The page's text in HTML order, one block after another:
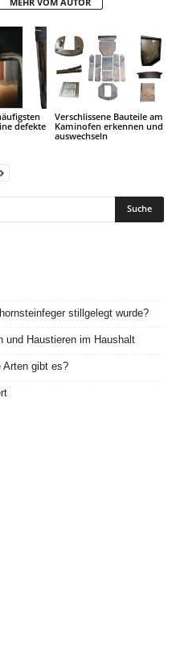
defekte
Verschlissene Bauteile am
Kaminofen erkennen und
auswechseln
stillgelegt wurde?
und Haustieren im Haushalt
Arten gibt es?